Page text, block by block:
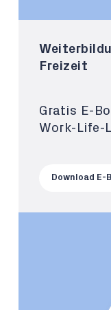
Freizeit
Gratis E-
Work-Life-
Download E-